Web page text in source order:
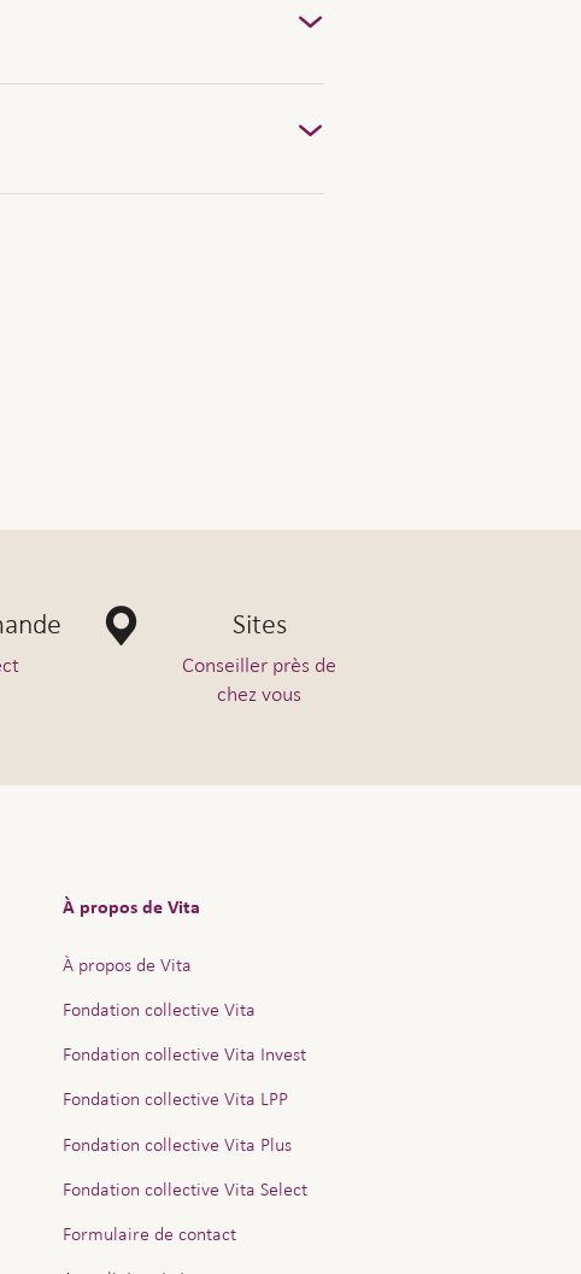
la procédure à suivre.
Sites
Conseiller près de
chez vous
À propos de Vita
À propos de Vita
Fondation collective Vita
Fondation collective Vita Invest
Fondation collective Vita LPP
Fondation collective Vita Plus
Fondation collective Vita Select
Formulaire de contact